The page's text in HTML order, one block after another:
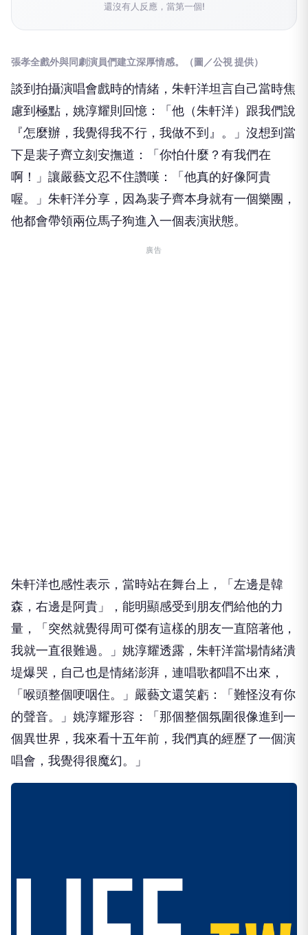
還沒有人反應，當第一個!
張孝全戲外與同劇演員們建立深厚情感。（圖／公視 提供）
談到拍攝演唱會戲時的情緒，朱軒洋坦言自己當時焦
慮到極點，姚淳耀則回憶：「他（朱軒洋）跟我們說
『怎麼辦，我覺得我不行，我做不到』。」沒想到當
下是裴子齊立刻安撫道：「你怕什麼？有我們在
啊！」讓嚴藝文忍不住讚嘆：「他真的好像阿貴
喔。」朱軒洋分享，因為裴子齊本身就有一個樂團，
他都會帶領兩位馬子狗進入一個表演狀態。
廣告
朱軒洋也感性表示，當時站在舞台上，「左邊是韓
森，右邊是阿貴」，能明顯感受到朋友們給他的力
量，「突然就覺得周可傑有這樣的朋友一直陪著他，
我就一直很難過。」姚淳耀透露，朱軒洋當場情緒潰
堤爆哭，自己也是情緒澎湃，連唱歌都唱不出來，
「喉頭整個哽咽住。」嚴藝文還笑虧：「難怪沒有你
的聲音。」姚淳耀形容：「那個整個氛圍很像進到一
個異世界，我來看十五年前，我們真的經歷了一個演
唱會，我覺得很魔幻。」